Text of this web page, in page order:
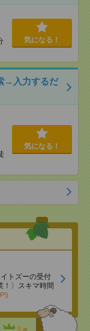
気になる！
→入力するだ
気になる！
トズーの受付
！〉スキマ時間